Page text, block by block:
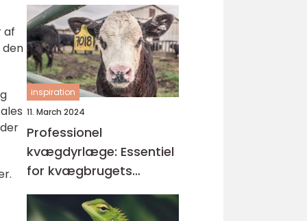
af
den
inspiration
11. March 2024
Professionel
kvægdyrlæge: Essentiel
for kvægbrugets
succes